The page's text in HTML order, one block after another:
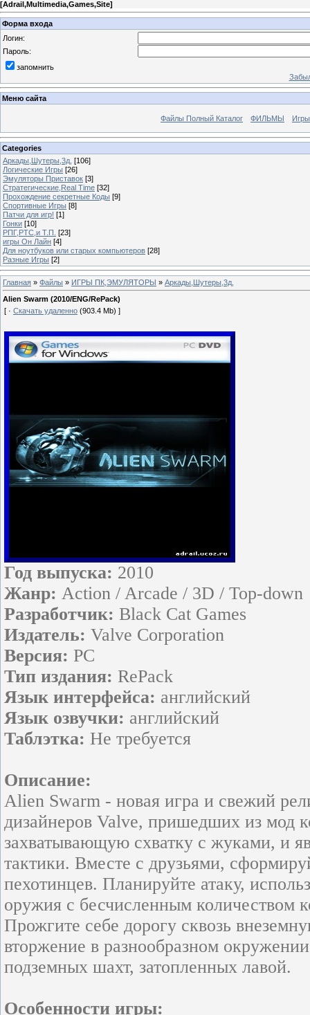
[Adrail,Multimedia,Games,Site]
Форма входа
Логин:
Пароль:
запомнить
Меню сайта
Файлы Полный Каталог ФИЛЬМЫ
Categories
Аркады,Шутеры,3д, [106]
Логические Игры [26]
Эмуляторы Приставок [3]
Стратегические,Real Time [32]
Прохождение секретные Коды [9]
Спортивные Игры [8]
Патчи для игр! [1]
Гонки [10]
РПГ,РТС,и Т.П. [23]
игры Он Лайн [4]
Для ноутбуков или старых компьютеров [28]
Разные Игры [2]
Главная » Файлы » ИГРЫ ПК,ЭМУЛЯТОРЫ » Аркады,Шутеры,3д,
Alien Swarm (2010/ENG/RePack)
[ · Скачать удаленно (903.4 Mb) ]
Год выпуска: 2010
Жанр: Action / Arcade / 3D / Top-down
Разработчик: Black Cat Games
Издатель: Valve Corporation
Версия: PC
Тип издания: RePack
Язык интерфейса: английский
Язык озвучки: английский
Таблэтка: Не требуется
Описание:
Alien Swarm - новая игра и свежий
дизайнеров Valve, пришедших из мод
захватывающую схватку с жуками, и
тактики. Вместе с друзьями,
пехотинцев. Планируйте атаку,
оружия с бесчисленным количеством
Прожгите себе дорогу сквозь
вторжение в разнообразном
подземных шахт, затопленных лавой.
Особенности игры: